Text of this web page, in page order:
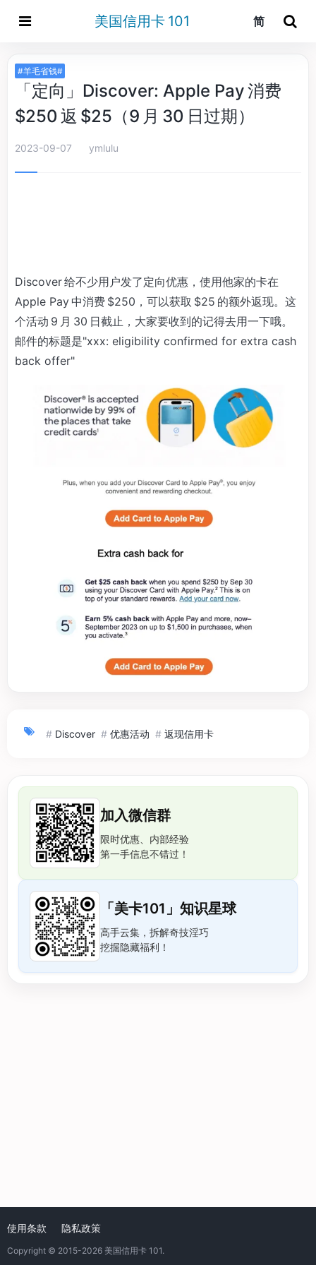
美国信用卡 101 简
#羊毛省钱#
「定向」Discover: Apple Pay 消费
$250 返 $25（9 月 30 日过期）
2023-09-07 ymlulu
Discover 给不少用户发了定向优惠，使用他家的卡在
Apple Pay 中消费 $250，可以获取 $25 的额外返现。这
个活动 9 月 30 日截止，大家要收到的记得去用一下哦。
邮件的标题是"xxx: eligibility confirmed for extra cash
back offer"
# Discover # 优惠活动 # 返现信用卡
加入微信群
限时优惠、内部经验
第一手信息不错过！
「美卡101」知识星球
高手云集，拆解奇技淫巧
挖掘隐藏福利！
使用条款 隐私政策
Copyright © 2015-2026 美国信用卡 101.